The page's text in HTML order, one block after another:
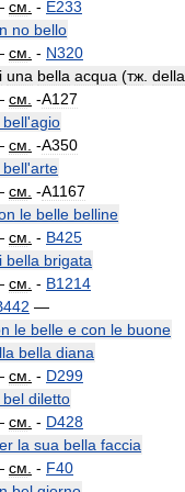
см - E233
no bello
см - N320
una bella acqua (тж della
см -A127
bell'agio
см -A350
bell'arte
см -A1167
le belle belline
см - B425
bella brigata
см - B1214
—
le belle e con le buone
bella diana
см - D299
bel diletto
см - D428
la sua bella faccia
см - F40